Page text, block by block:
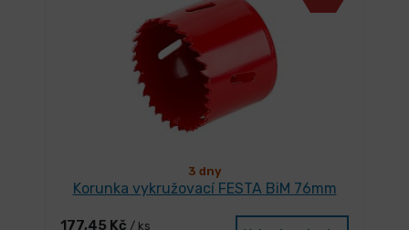
3 dny
Korunka vykružovací FESTA BiM 76mm
177,45 Kč / ks